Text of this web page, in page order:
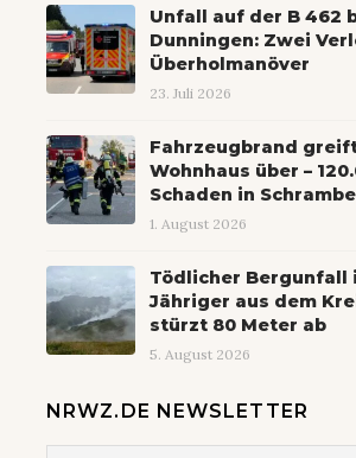
Unfall auf der B 462
Dunningen: Zwei
Überholmanöver
23. Juli 2026
Fahrzeugbrand
Wohnhaus über –
Schaden in
1. August 2026
Tödlicher Bergunfall
Jähriger aus dem
stürzt 80 Meter ab
5. August 2026
NRWZ.DE NEWSLETTER